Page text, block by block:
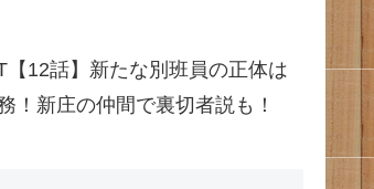
【12話】新たな別班員の正体は
！新庄の仲間で裏切者説も！